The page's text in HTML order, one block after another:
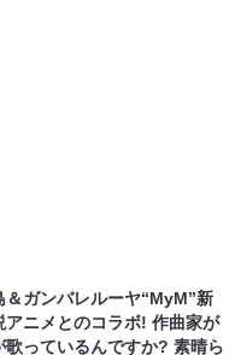
＆ガンバレルーヤ“MyM”新
アニメとのコラボ! 作曲家が
歌っているんですか? 素晴ら